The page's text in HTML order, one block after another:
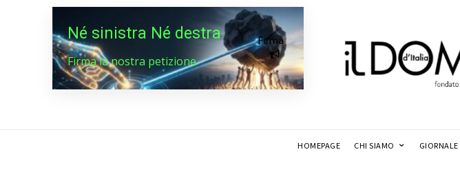
Né sinistra Né destra
Firma la nostra petizione
Firma
HOMEPAGE CHI SIAMO GIORNALE